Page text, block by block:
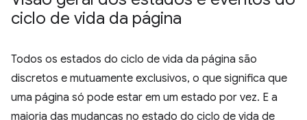
ciclo de vida da página
Todos os estados do ciclo de vida da página são
discretos e mutuamente exclusivos, o que significa que
uma página só pode estar em um estado por vez. E a
maioria das mudanças no estado do ciclo de vida de